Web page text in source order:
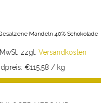
Mandeln 40% Schokolade
zzgl. Versandkosten
€115,58 / kg